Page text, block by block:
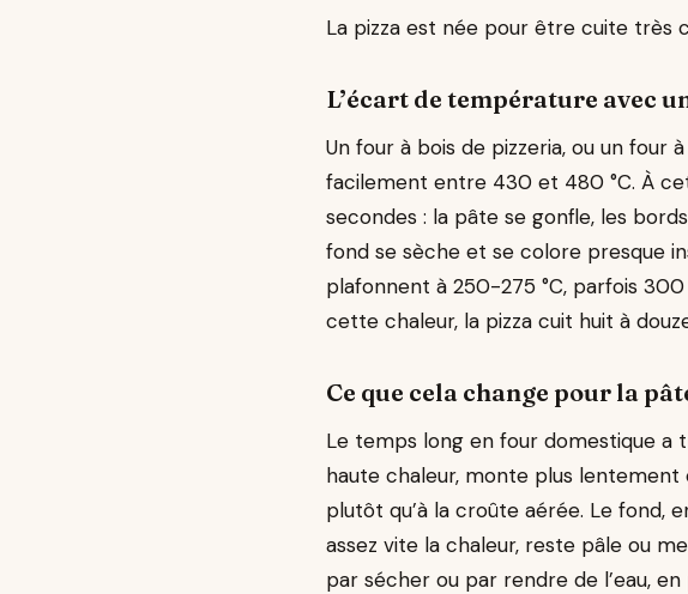
La pizza est née pour être cuite très
L’écart de température avec
Un four à bois de pizzeria, ou un four
facilement entre 430 et 480 °C. À
secondes : la pâte se gonfle, les
fond se sèche et se colore presque
plafonnent à 250-275 °C, parfois
cette chaleur, la pizza cuit huit à
Ce que cela change pour la
Le temps long en four domestique a
haute chaleur, monte plus
plutôt qu’à la croûte aérée. Le fond,
assez vite la chaleur, reste pâle ou
par sécher ou par rendre de l’eau,